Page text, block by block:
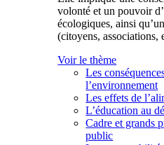
volonté et un pouvoir
écologiques, ainsi
(citoyens,
Voir le thème
Les
l’environnement
Les effets de
L’éducation au
Cadre et grands
public